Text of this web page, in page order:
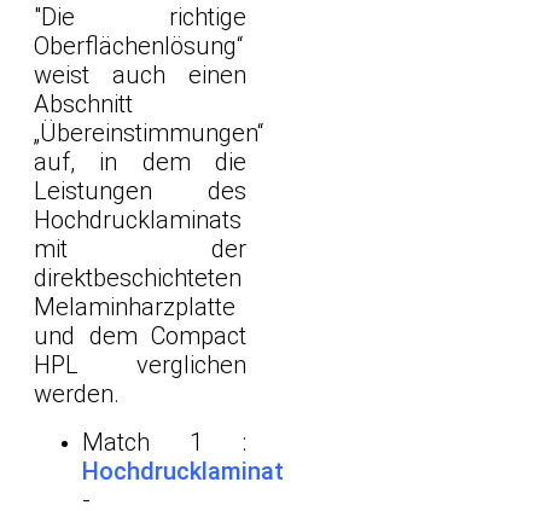
"Die richtige
Oberflächenlösung“
weist auch einen
Abschnitt
„Übereinstimmungen“
auf, in dem die
Leistungen des
Hochdrucklaminats
mit der
direktbeschichteten
Melaminharzplatte
und dem Compact
HPL verglichen
werden.
Match 1 :
Hochdrucklaminat
-